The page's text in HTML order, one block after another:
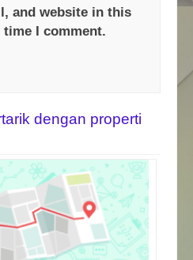
and website in this
I comment.
dengan properti